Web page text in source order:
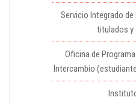
Servicio Integrado
titulados y
Oficina de
Intercambio